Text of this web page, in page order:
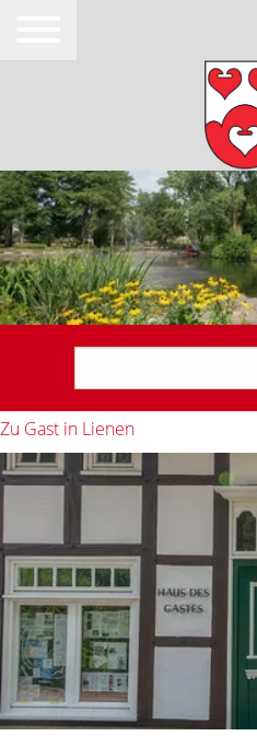
Zu Gast in Lienen